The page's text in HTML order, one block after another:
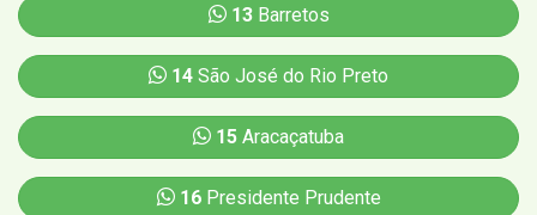
13Barretos
14 São José do Rio Preto
15 Aracaçatuba
16Presidente Prudente